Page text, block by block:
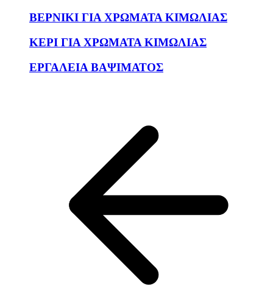
ΒΕΡΝΙΚΙ ΓΙΑ ΧΡΩΜΑΤΑ ΚΙΜΩΛΙΑΣ
ΚΕΡΙ ΓΙΑ ΧΡΩΜΑΤΑ ΚΙΜΩΛΙΑΣ
ΕΡΓΑΛΕΙΑ ΒΑΨΙΜΑΤΟΣ